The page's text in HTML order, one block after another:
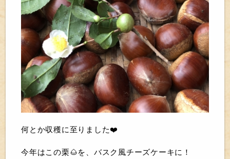
何とか収穫に至りました❤️
今年はこの栗🌰を、バスク風チーズケーキに！